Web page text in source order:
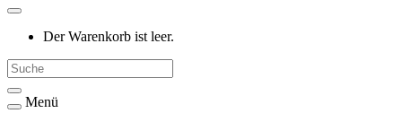
Der Warenkorb ist leer.
Menü